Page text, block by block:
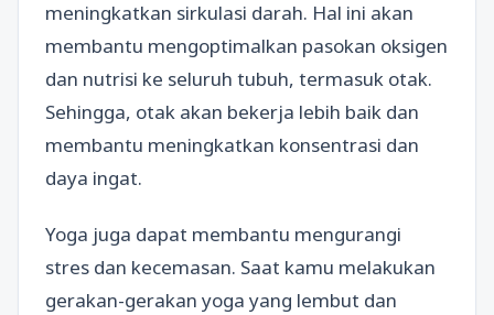
meningkatkan sirkulasi darah. Hal ini akan
membantu mengoptimalkan pasokan oksigen
dan nutrisi ke seluruh tubuh, termasuk otak.
Sehingga, otak akan bekerja lebih baik dan
membantu meningkatkan konsentrasi dan
daya ingat.
Yoga juga dapat membantu mengurangi
stres dan kecemasan. Saat kamu melakukan
gerakan-gerakan yoga yang lembut dan